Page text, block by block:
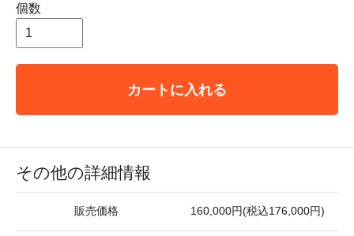
個数
カートに入れる
その他の詳細情報
販売価格 160,000円(税込176,000円)